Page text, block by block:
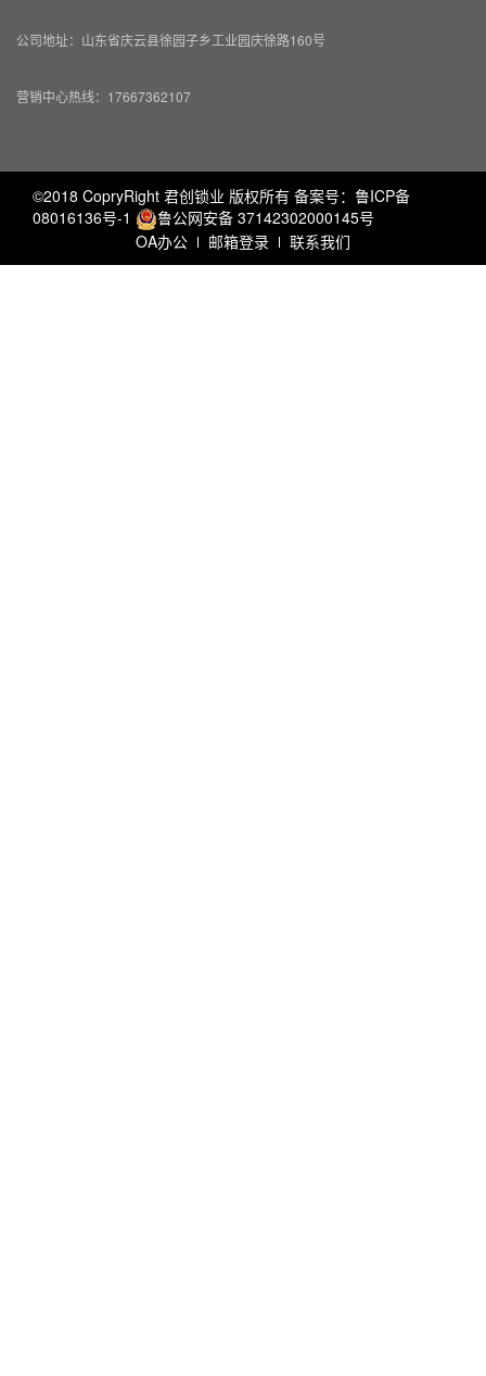
公司地址：山东省庆云县徐园子乡工业园庆徐路160号
营销中心热线：17667362107
©2018 CopryRight 君创锁业 版权所有 备案号： 鲁ICP备
08016136号-1
鲁公网安备 37142302000145号
OA办公
邮箱登录 联系我们